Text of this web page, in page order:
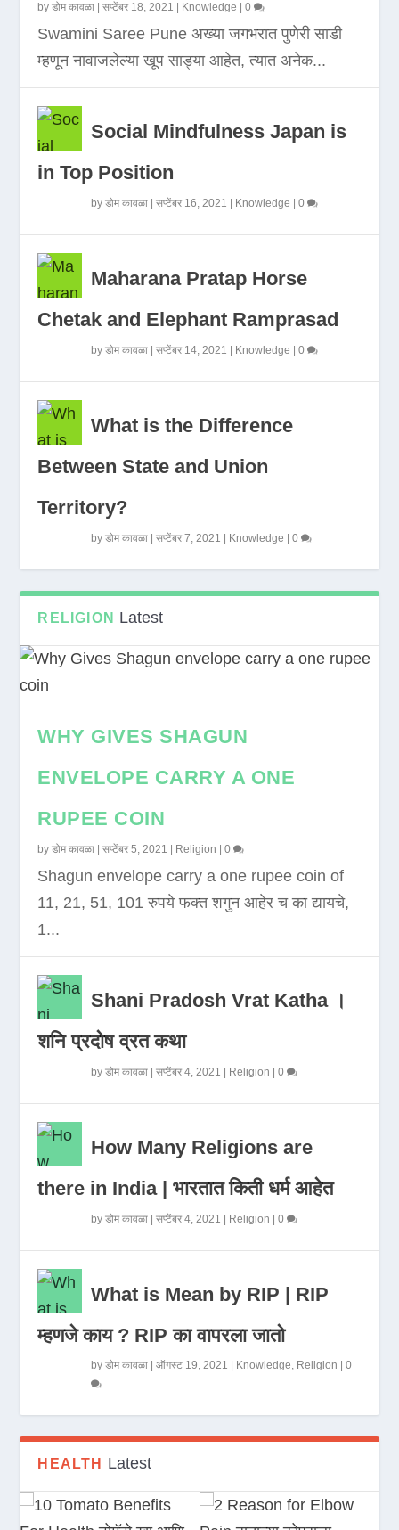
byडोम कावळा |सप्टेंबर 18, 2021 Knowledge |0
Swamini Saree Pune अख्या जगभरात पुणेरी साडी
म्हणून नावाजलेल्या खूप साड्या आहेत, त्यात अनेक...
Social Mindfulness Japan is
in Top Position
byडोम कावळा |सप्टेंबर 16, 2021 Knowledge |0
Maharana Pratap Horse
Chetak and Elephant Ramprasad
byडोम कावळा |सप्टेंबर 14, 2021 Knowledge |0
What is the Difference
Between State and Union
Territory?
byडोम कावळा |सप्टेंबर 7, 2021 Knowledge |0
RELIGION Latest
WHY GIVES SHAGUN
ENVELOPE CARRY A ONE
RUPEE COIN
byडोम कावळा |सप्टेंबर 5, 2021 Religion |0
Shagun envelope carry a one rupee coin of
11, 21, 51, 101 रुपये फक्त शगुन आहेर च का द्यायचे,
1...
Shani Pradosh Vrat Katha ।
शनि प्रदोष व्रत कथा
byडोम कावळा |सप्टेंबर 4, 2021 Religion |0
How Many Religions are
there in India | भारतात किती धर्म आहेत
byडोम कावळा |सप्टेंबर 4, 2021 Religion |0
What is Mean by RIP | RIP
म्हणजे काय ? RIP का वापरला जातो
byडोम कावळा |ऑगस्ट 19, 2021 Knowledge, Religion |0
HEALTH Latest